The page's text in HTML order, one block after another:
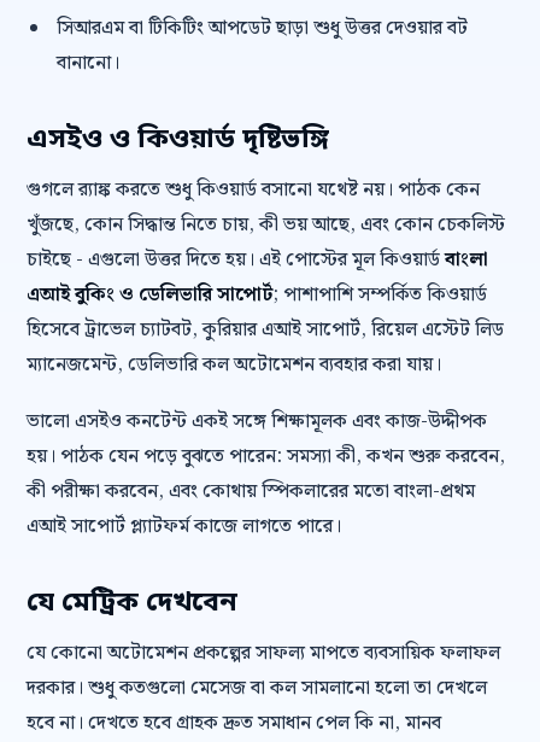
সিআরএম বা টিকিটিং আপডেট ছাড়া শুধু উত্তর দেওয়ার বট
বানানো।
এসইও ও কিওয়ার্ড দৃষ্টিভঙ্গি
গুগলে র‍্যাঙ্ক করতে শুধু কিওয়ার্ড বসানো যথেষ্ট নয়। পাঠক কেন
খুঁজছে, কোন সিদ্ধান্ত নিতে চায়, কী ভয় আছে, এবং কোন চেকলিস্ট
চাইছে - এগুলো উত্তর দিতে হয়। এই পোস্টের মূল কিওয়ার্ডবাংলা
এআই বুকিং ও ডেলিভারি সাপোর্ট; পাশাপাশি সম্পর্কিত কিওয়ার্ড
হিসেবে ট্রাভেল চ্যাটবট, কুরিয়ার এআই সাপোর্ট, রিয়েল এস্টেট লিড
ম্যানেজমেন্ট, ডেলিভারি কল অটোমেশন ব্যবহার করা যায়।
ভালো এসইও কনটেন্ট একই সঙ্গে শিক্ষামূলক এবং কাজ-উদ্দীপক
হয়। পাঠক যেন পড়ে বুঝতে পারেন: সমস্যা কী, কখন শুরু করবেন,
কী পরীক্ষা করবেন, এবং কোথায় স্পিকলারের মতো বাংলা-প্রথম
এআই সাপোর্ট প্ল্যাটফর্ম কাজে লাগতে পারে।
যে মেট্রিক দেখবেন
যে কোনো অটোমেশন প্রকল্পের সাফল্য মাপতে ব্যবসায়িক ফলাফল
দরকার। শুধু কতগুলো মেসেজ বা কল সামলানো হলো তা দেখলে
হবে না। দেখতে হবে গ্রাহক দ্রুত সমাধান পেল কি না, মানব